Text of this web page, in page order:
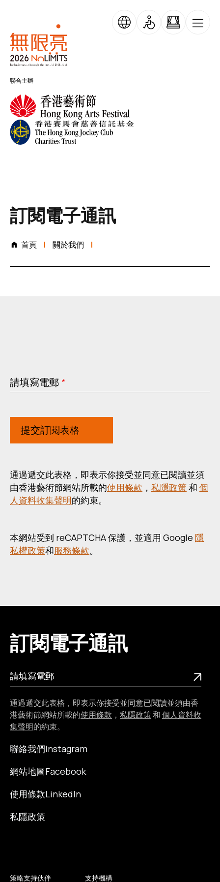
聯合主辦
訂閱電子通訊
首頁 關於我們
請
填
郵
此為必填欄位
請填寫電郵
通過遞交此表格，即表示你接受並同意已閱讀並須
由香港藝術節網站所載的使用條款 ， 私隱政策和 個
人資料收集聲明的約束。
本網站受到 reCAPTCHA 保護，並適用 Google 隱
私權政策和服務條款。
訂閱電子通訊
請填寫電郵
通過遞交此表格，即表示你接受並同意已閱讀並須由香
港藝術節網站所載的使用條款 ， 私隱政策和個人資料收
集聲明的約束。
聯絡我們
網站地圖
使用條款
私隱政策
Instagram
Facebook
LinkedIn
策略支持伙伴 支持機構